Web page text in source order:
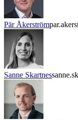
Pär Åkerström
Sanne Skartnes